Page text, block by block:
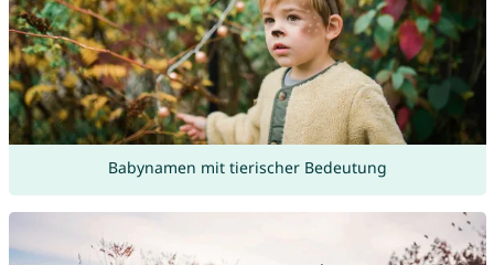
Babynamen mit tierischer Bedeutung